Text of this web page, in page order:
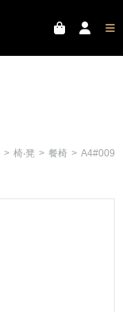
椅‧凳 餐椅 A4#009